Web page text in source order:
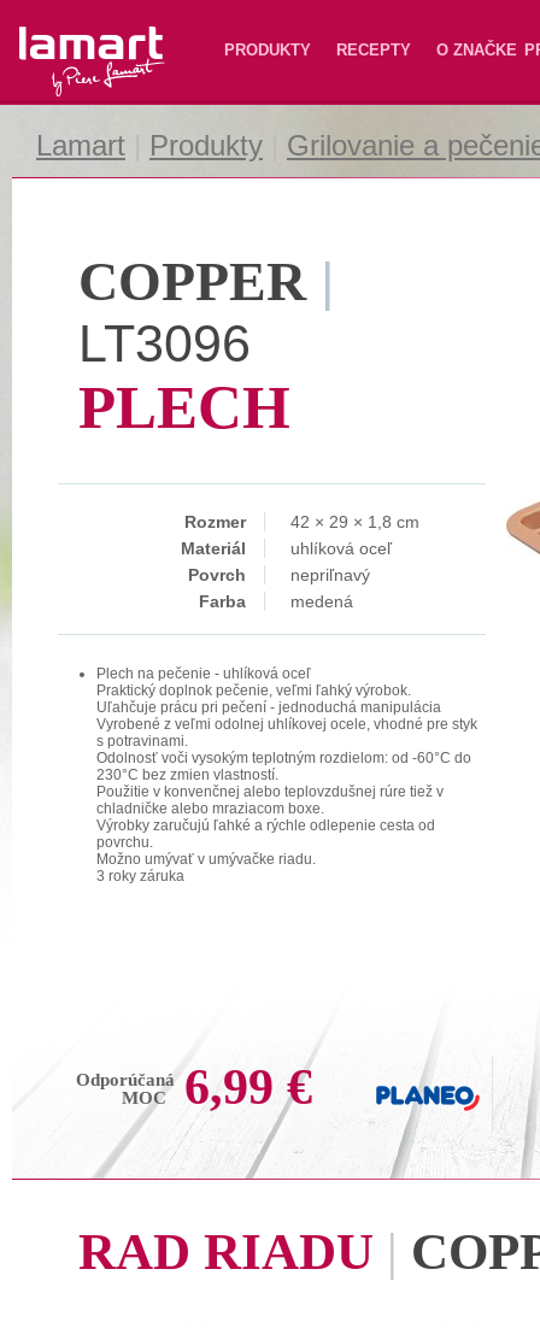
Lamart PRODUKTY RECEPTY O ZNAČKE
Lamart Produkty Grilovanie a
COPPER|
LT3096
PLECH
Rozmer
42 × 29 × 1,8 cm
Materiál
uhlíková oceľ
Povrch
nepriľnavý
Farba
medená
Plech na pečenie - uhlíková oceľ
Praktický doplnok pečenie, veľmi ľahký výrobok.
Uľahčuje prácu pri pečení - jednoduchá manipulácia
Vyrobené z veľmi odolnej uhlíkovej ocele, vhodné pre styk
s potravinami.
Odolnosť voči vysokým teplotným rozdielom: od -60°C do
230°C bez zmien vlastností.
Použitie v konvenčnej alebo teplovzdušnej rúre tiež v
chladničke alebo mraziacom boxe.
Výrobky zaručujú ľahké a rýchle odlepenie cesta od
povrchu.
Možno umývať v umývačke riadu.
3 roky záruka
Odporúčaná
MOC
6,99 €
RAD RIADU |